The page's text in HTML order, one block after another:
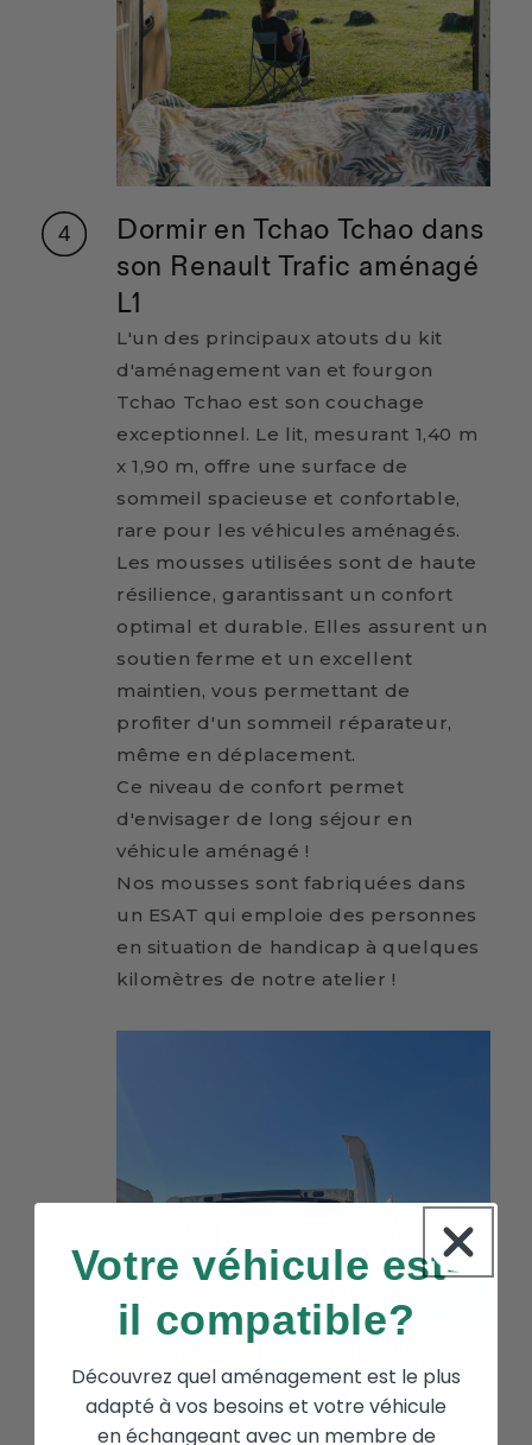
Dormir en Tchao Tchao dans
son Renault Trafic aménagé
L1
L'un des principaux atouts du kit
d'aménagement van et fourgon
Tchao Tchao est son couchage
exceptionnel. Le lit, mesurant 1,40 m
x 1,90 m, offre une surface de
sommeil spacieuse et confortable,
rare pour les véhicules aménagés.
Les mousses utilisées sont de haute
résilience, garantissant un confort
optimal et durable. Elles assurent un
soutien ferme et un excellent
maintien, vous permettant de
profiter d'un sommeil réparateur,
même en déplacement.
Ce niveau de confort permet
d'envisager de long séjour en
véhicule aménagé !
Nos mousses sont fabriquées dans
un ESAT qui emploie des personnes
en situation de handicap à quelques
kilomètres de notre atelier !
Votre véhicule est-
il compatible?
Découvrez quel aménagement est le plus
adapté à vos besoins et votre véhicule
en échangeant avec un membre de